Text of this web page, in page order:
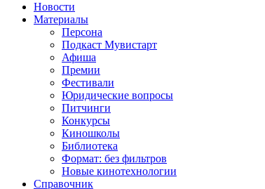
Новости
Материалы
Персона
Подкаст Мувистарт
Афиша
Премии
Фестивали
Юридические вопросы
Питчинги
Конкурсы
Киношколы
Библиотека
Формат: без фильтров
Новые кинотехнологии
Справочник